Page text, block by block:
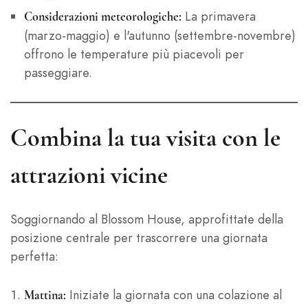
Considerazioni meteorologiche: La primavera
(marzo-maggio) e l'autunno (settembre-novembre)
offrono le temperature più piacevoli per
passeggiare.
Combina la tua visita con le
attrazioni vicine
Soggiornando al Blossom House, approfittate della
posizione centrale per trascorrere una giornata
perfetta:
Mattina: Iniziate la giornata con una colazione al